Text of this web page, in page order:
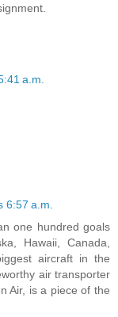
a.m.
6:57 a.m.
one hundred goals
Hawaii, Canada,
aircraft in the
air transporter
Air, is a piece of the